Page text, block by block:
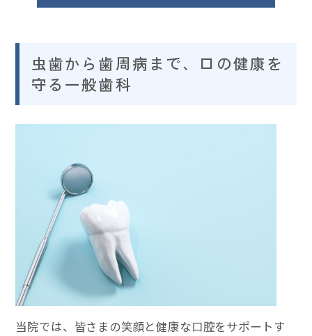
虫歯から歯周病まで、口の健康を
守る一般歯科
当院では、皆さまの笑顔と健康な口腔をサポートす